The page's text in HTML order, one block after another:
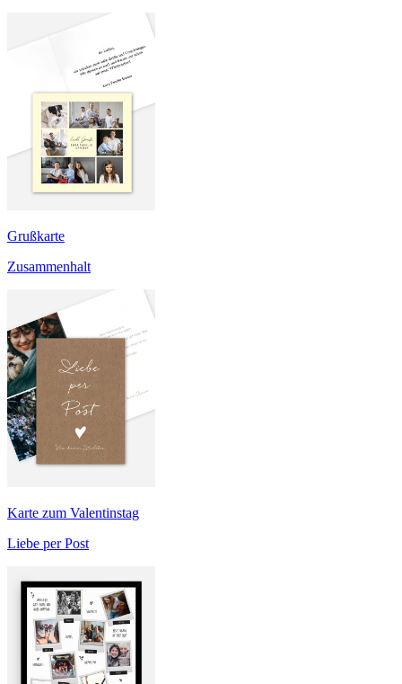
Grußkarte
Zusammenhalt
Karte zum Valentinstag
Liebe per Post